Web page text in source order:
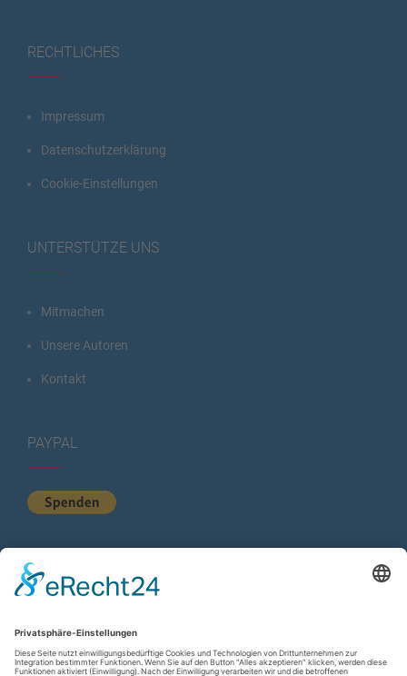
RECHTLICHES
Impressum
Datenschutzerklärung
Cookie-Einstellungen
UNTERSTÜTZE UNS
Mitmachen
Unsere Autoren
Kontakt
PAYPAL
KURZSTATISTIK
Total Views:613.919
Besucher gesamt:224.239